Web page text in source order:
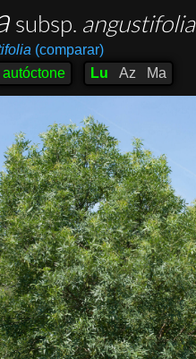
subsp. angustifolia
(comparar)
autóctone Lu Az Ma